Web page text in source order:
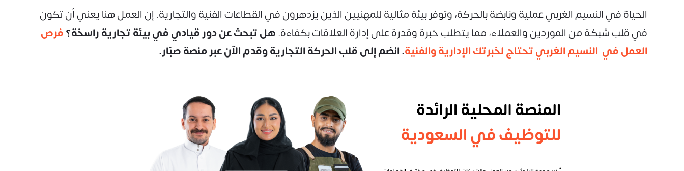
الحياة في النسيم الغربي عملية ونابضة بالحركة، وتوفر بيئة مثالية للمهنيين الذين يزدهرون في القطاعات الفنية والتجارية. إن العمل هنا يعني أن تكون
في قلب شبكة من الموردين والعملاء، مما يتطلب خبرة وقدرة على إدارة العلاقات بكفاءة. هل تبحث عن دور قيادي في بيئة تجارية راسخة؟فرص
العمل في النسيم الغربي تحتاج لخبرتك الإدارية والفنية. انضم إلى قلب الحركة التجارية وقدم الآن عبر منصة صبّار.